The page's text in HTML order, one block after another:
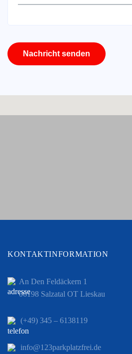
Nachricht senden
KONTAKTINFORMATION
An Den Feldäckern 1
06198 Salzatal OT Lieskau
(+49) 345 – 6138119
info@123parkplatzfrei.de